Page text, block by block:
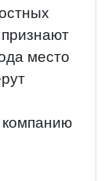
место
компанию